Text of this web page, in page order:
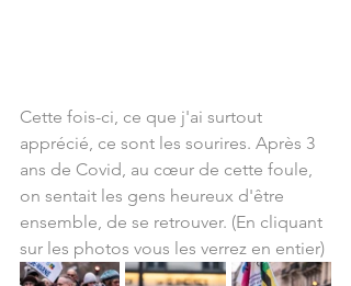
Cette fois-ci, ce que j'ai surtout
apprécié, ce sont les sourires. Après 3
ans de Covid, au cœur de cette foule,
on sentait les gens heureux d'être
ensemble, de se retrouver. (En cliquant
sur les photos vous les verrez en entier)